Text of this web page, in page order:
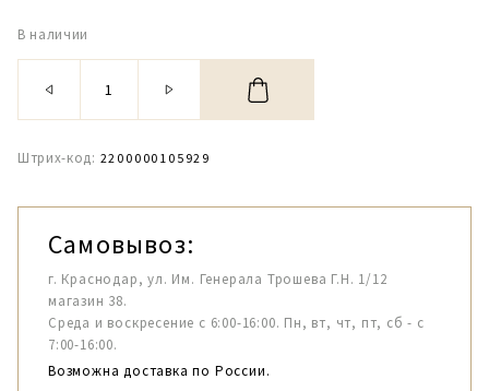
В наличии
Штрих-код: 2200000105929
Самовывоз:
г. Краснодар, ул. Им. Генерала Трошева Г.Н. 1/12
магазин 38.
Среда и воскресение с 6:00-16:00. Пн, вт, чт, пт, сб - с
7:00-16:00.
Возможна доставка по России.